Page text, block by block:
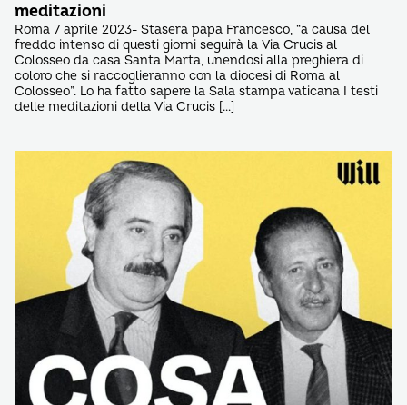
meditazioni
Roma 7 aprile 2023- Stasera papa Francesco, “a causa del
freddo intenso di questi giorni seguirà la Via Crucis al
Colosseo da casa Santa Marta, unendosi alla preghiera di
coloro che si raccoglieranno con la diocesi di Roma al
Colosseo”. Lo ha fatto sapere la Sala stampa vaticana I testi
delle meditazioni della Via Crucis […]